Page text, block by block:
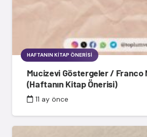
HAFTANIN KITAP ÖNERISI
Mucizevi Göstergeler / Franco
(Haftanın Kitap Önerisi)
11 ay önce